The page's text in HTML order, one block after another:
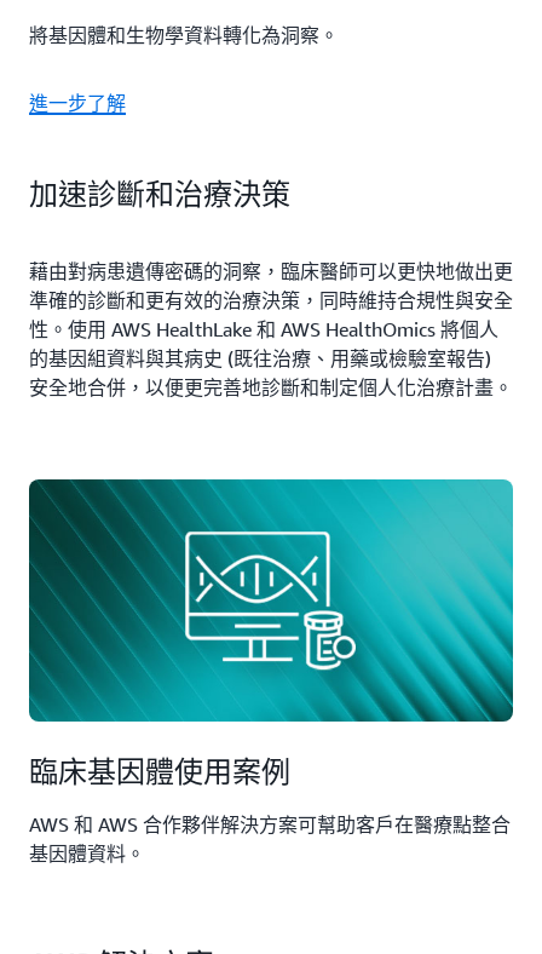
將基因體和生物學資料轉化為洞察。
進一步了解
加速診斷和治療決策
藉由對病患遺傳密碼的洞察，臨床醫師可以更快地做出更
準確的診斷和更有效的治療決策，同時維持合規性與安全
性。使用 AWS HealthLake 和 AWS HealthOmics 將個人
的基因組資料與其病史 (既往治療、用藥或檢驗室報告)
安全地合併，以便更完善地診斷和制定個人化治療計畫。
臨床基因體使用案例
AWS 和 AWS 合作夥伴解決方案可幫助客戶在醫療點整合
基因體資料。